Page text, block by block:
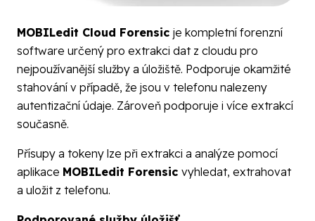
MOBILedit Cloud Forensic je kompletní forenzní
software určený pro extrakci dat z cloudu pro
nejpoužívanější služby a úložiště. Podporuje okamžité
stahování v případě, že jsou v telefonu nalezeny
autentizační údaje. Zároveň podporuje i více extrakcí
současně.
Přísupy a tokeny lze při extrakci a analýze pomocí
aplikace MOBILedit Forensic vyhledat, extrahovat
a uložit z telefonu.